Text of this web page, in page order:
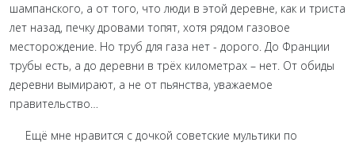
шампанского, а от того, что люди в этой деревне, как и триста
лет назад, печку дровами топят, хотя рядом газовое
месторождение. Но труб для газа нет - дорого. До Франции
трубы есть, а до деревни в трёх километрах – нет. От обиды
деревни вымирают, а не от пьянства, уважаемое
правительство…
Ещё мне нравится с дочкой советские мультики по